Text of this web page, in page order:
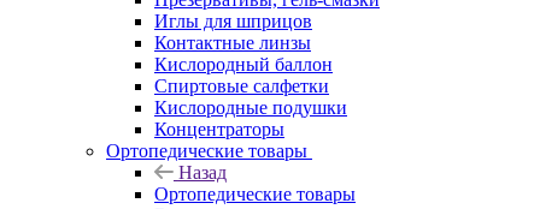
Иглы для шприцов
Контактные линзы
Кислородный баллон
Спиртовые салфетки
Кислородные подушки
Концентраторы
Ортопедические товары
Назад
Ортопедические товары